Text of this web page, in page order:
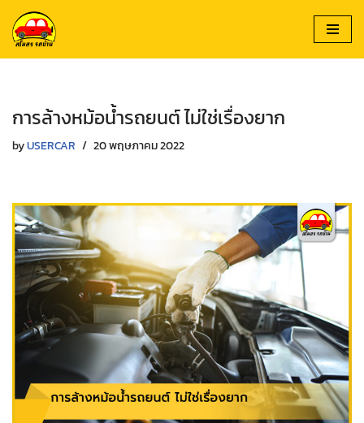
Skip
to
การล้างหม้อน้ำรถยนต์ ไม่ใช่เรื่องยาก
byUSERCAR 20 พฤษภาคม 2022